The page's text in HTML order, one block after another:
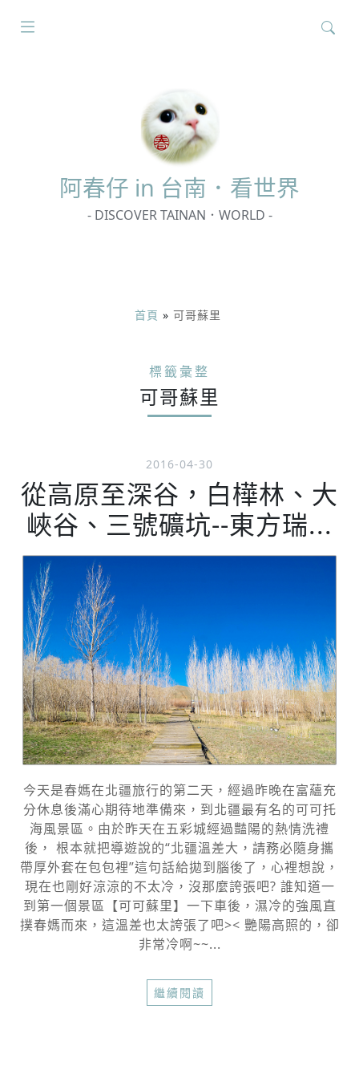
阿春仔 in 台南．看世界
- DISCOVER TAINAN．WORLD -
首頁 » 可哥蘇里
標籤彙整
可哥蘇里
2016-04-30
從高原至深谷，白樺林、大
峽谷、三號礦坑--東方瑞...
今天是春媽在北疆旅行的第二天，經過昨晚在富蘊充
分休息後滿心期待地準備來，到北疆最有名的可可托
海風景區。由於昨天在五彩城經過豔陽的熱情洗禮
後， 根本就把導遊說的“北疆溫差大，請務必隨身攜
帶厚外套在包包裡”這句話給拋到腦後了，心裡想說，
現在也剛好涼涼的不太冷，沒那麼誇張吧? 誰知道一
到第一個景區【可可蘇里】一下車後，濕冷的強風直
撲春媽而來，這溫差也太誇張了吧>< 艷陽高照的，卻
非常冷啊~~...
繼續閱讀